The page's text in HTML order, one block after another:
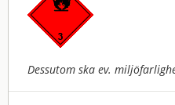
Dessutom ska ev.